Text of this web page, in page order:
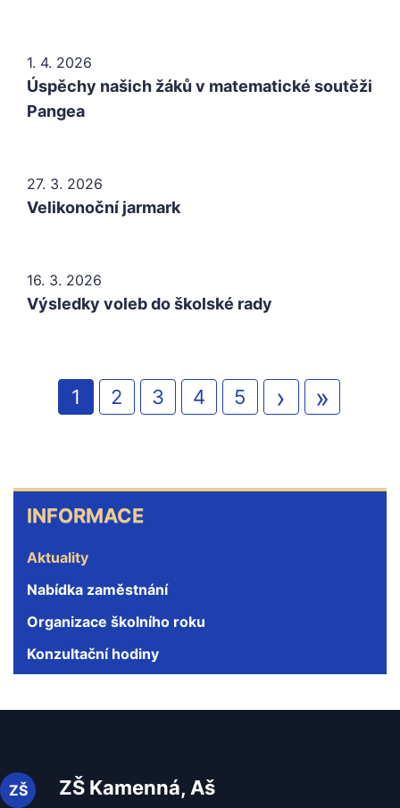
INFORMACE
INFORMACE
Aktuality
Nabídka zaměstnání
Organizace školního roku
Konzultační hodiny
1. 4. 2026
Úspěchy našich žáků v matematické soutěži
Pangea
27. 3. 2026
Velikonoční jarmark
16. 3. 2026
Výsledky voleb do školské rady
Aktuální
stránka
1 Page
2 Page
3 Page
4 Page
5
stránka
› »
ZŠ Kamenná, Aš